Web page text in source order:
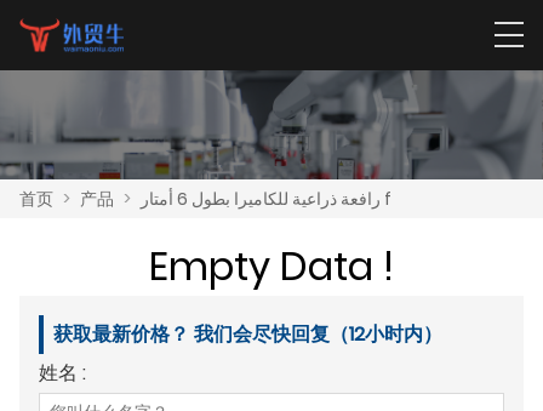
首页 > 产品 > رافعة ذراعية للكاميرا بطول 6 أمتار f
Empty Data !
获取最新价格？ 我们会尽快回复（12小时内）
姓名 :